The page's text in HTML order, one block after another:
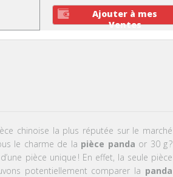
Ajouter à mes
Ventes
chinoise la plus réputée sur le marché
le charme de la pièce panda or 30 g?
pièce unique ! En effet, la seule pièce
potentiellement comparer la panda